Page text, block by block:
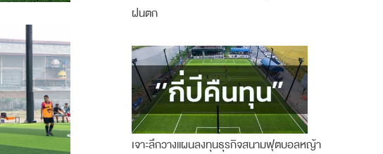
ฝนตก
เจาะลึกวางแผนลงทุนธุรกิจสนามฟุตบอลหญ้า